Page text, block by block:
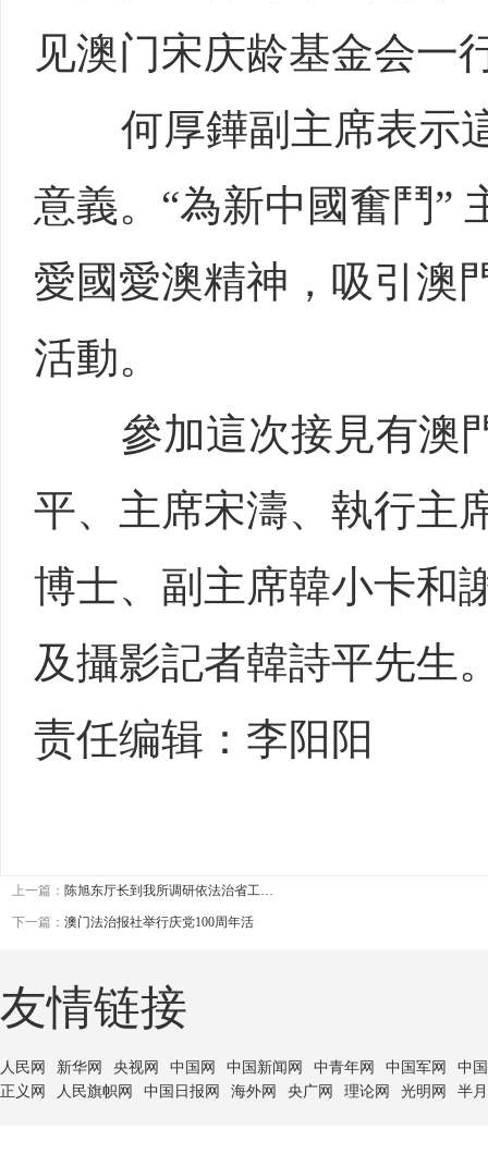
见澳门宋庆龄基金会一
何厚鏵副主席表示這
意義。“為新中國奮鬥”
愛國愛澳精神，吸引澳
活動。
參加這次接見有澳門
平、主席宋濤、執行主
博士、副主席韓小卡和
及攝影記者韓詩平先生
责任编辑：李阳阳
上一篇： 陈旭东厅长到我所调研依法治省工…
下一篇： 澳门法治报社举行庆党100周年活
友情链接
人民网 新华网 央视网 中国网 中国新闻网 中青年网 中国军网
中
正义网
人民旗帜网 中国日报网 海外网 央广网 理论网 光明网 半